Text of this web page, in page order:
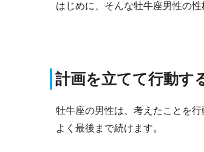
はじめに、そんな牡牛座男性の性
計画を立てて行動す
牡牛座の男性は、考えたことを
よく最後まで続けます。